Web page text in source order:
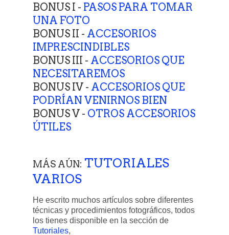
BONUS I - PASOS PARA TOMAR
UNA FOTO
BONUS II - ACCESORIOS
IMPRESCINDIBLES
BONUS III - ACCESORIOS QUE
NECESITAREMOS
BONUS IV - ACCESORIOS QUE
PODRÍAN VENIRNOS BIEN
BONUS V - OTROS ACCESORIOS
ÚTILES
MÁS AÚN: TUTORIALES
VARIOS
He escrito muchos artículos sobre diferentes
técnicas y procedimientos fotográficos, todos
los tienes disponible en la sección de
Tutoriales,